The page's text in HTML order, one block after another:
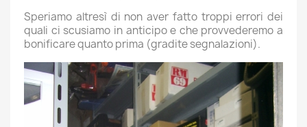
Speriamo altresì di non aver fatto troppi errori dei
quali ci scusiamo in anticipo e che provvederemo a
bonificare quanto prima (gradite segnalazioni).